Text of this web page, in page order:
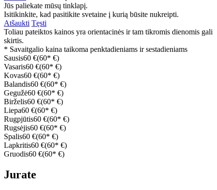
Jūs paliekate mūsų tinklapį.
Isitikinkite, kad pasitikite svetaine į kurią būsite nukreipti.
Atšaukti Tęsti
Toliau pateiktos kainos yra orientacinės ir tam tikromis dienomis gali
skirtis.
* Savaitgalio kaina taikoma penktadieniams ir sestadieniams
Sausis60 €(60* €)
Vasaris60 €(60* €)
Kovas60 €(60* €)
Balandis60 €(60* €)
Gegužė60 €(60* €)
Birželis60 €(60* €)
Liepa60 €(60* €)
Rugpjūtis60 €(60* €)
Rugsėjis60 €(60* €)
Spalis60 €(60* €)
Lapkritis60 €(60* €)
Gruodis60 €(60* €)
Jurate